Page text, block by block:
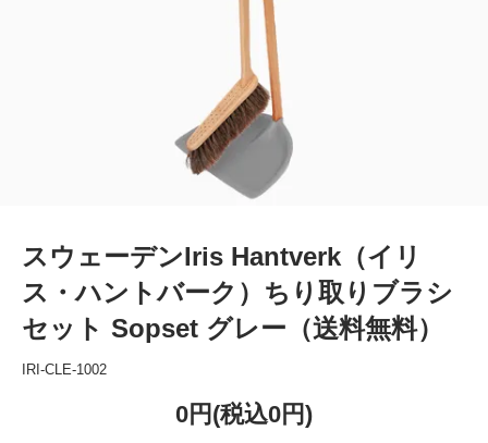
スウェーデンIris Hantverk（イリ
ス・ハントバーク）ちり取りブラシ
セット Sopset グレー（送料無料）
IRI-CLE-1002
0円(税込0円)